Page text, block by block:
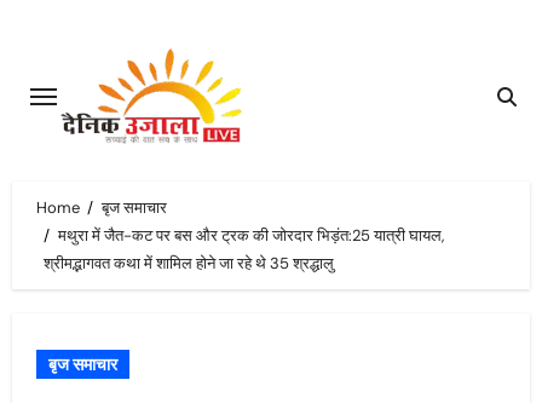
content
Home
बृज समाचार
मथुरा में जैत-कट पर बस और ट्रक की जोरदार भिड़ंत:25 यात्री घायल,
श्रीमद्भागवत कथा में शामिल होने जा रहे थे 35 श्रद्धालु
बृज समाचार